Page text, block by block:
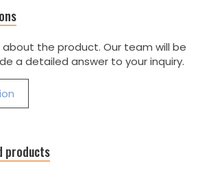
about the product. Our team will be
a detailed answer to your inquiry.
products